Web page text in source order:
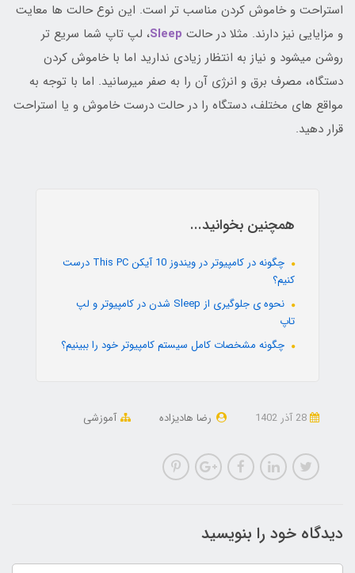
استراحت و خاموش کردن مناسب تر است. این نوع حالت ها معایت
و مزایایی نیز دارند. مثلا در حالت Sleep، لپ تاپ شما سریع تر
روشن میشود و نیاز به انتظار زیادی ندارید اما با خاموش کردن
دستگاه، مصرف برق و انرژی آن را به صفر میرسانید. اما با توجه به
مواقع های مختلف، دستگاه را در حالت درست خاموش و یا استراحت
قرار دهید.
همچنین بخوانید...
چگونه در کامپیوتر در ویندوز 10 آیکن This PC درست
کنیم؟
نحوه ی جلوگیری از Sleep شدن در کامپیوتر و لپ
تاپ
چگونه مشخصات کامل سیستم کامپیوتر خود را ببینیم؟
رضا هادیزاده آموزشی
دیدگاه خود را بنویسید